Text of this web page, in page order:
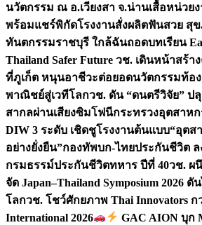
นวัตกรรม ณ อ.เวียงสา จ.น่านเสื้อหน่วย
พร้อมแชร์พิกัดโรงงานสั่งผลิตฟันสวย สุ
ทันตกรรมราชบุรี ใกล้ฉันถอดบทเรียน
Thailand Safer Future วช. เดินหน้าสร้า
ที่ภูเก็ต หนุนอาชีวะต่อยอดนวัตกรรมท้อ
พาณิชย์สู่เวทีโลกวช. ดัน “ดนตรีวิจัย” ป
สากลผ่านเสียงซิมโฟนีกระทรวงอุตสาห
DIW 3 ระดับ เชิดชูโรงงานต้นแบบ“อุต
อย่างยั่งยืน”กองทัพบก-ไทยประกันชีวิต
กรมธรรม์ประกันชีวิตทหาร ปีที่ 40วช. ผ
จัด Japan–Thailand Symposium 2026
โลกวช. โชว์ศักยภาพ Thai Innovators ก
International 2026
GAC AION บุก